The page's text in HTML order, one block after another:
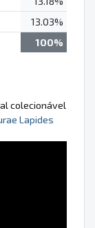
13.03%
100%
colecionável
Lapides